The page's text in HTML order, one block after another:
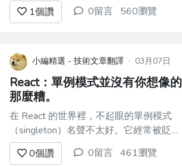
不下的長衫與失控的基建 ---------------
----------------- React 團隊一到前端
圈，所有敲程式的人便都看着他笑，有的
叫道：「R...
1個讚 0留言 560瀏覽
小編精選 - 技術文章翻譯 · 03月07日
React：單例模式並沒有你想像的
那麼糟。
在 React 的世界裡，不起眼的單例模式
（singleton）名聲不太好。它經常被貶低
為一種混亂的全局狀態捷徑，難以追踪，
更難測試。但如果我告訴你，單例模式並
0個讚 0留言 461瀏覽